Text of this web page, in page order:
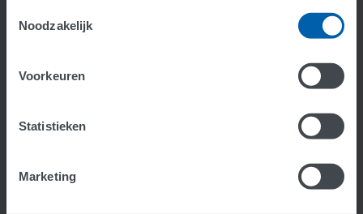
Noodzakelijk
Voorkeuren
Statistieken
Marketing
Lees meer >